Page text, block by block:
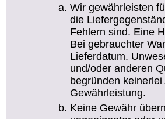
Wir gewährleisten
die
Fehlern sind. Eine
Bei gebrauchter
Lieferdatum.
und/oder anderen
begründen
Gewährleistung.
Keine Gewähr